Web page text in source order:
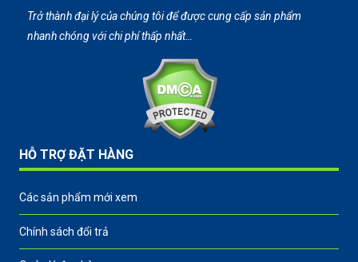
Trở thành đại lý của chúng tôi để được cung cấp sản phẩm
nhanh chóng với chi phí thấp nhất…
HỖ TRỢ ĐẶT HÀNG
Các sản phẩm mới xem
Chính sách đổi trả